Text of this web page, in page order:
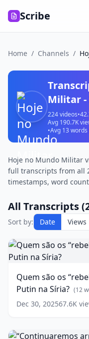
Scribe
Home / Channels /
Militar-
224videos•
Avg 190.7K
•Avg 13
Hoje no Mundo Militar
full transcripts from all
timestamps, word
All Transcripts (
Sort by: Date
Views
Quem
são
os
que
lutam
contra
Assad
Putin
Quem são os
Putin na Síria? (12
Dec 30, 202567.6K
“Continuaremos